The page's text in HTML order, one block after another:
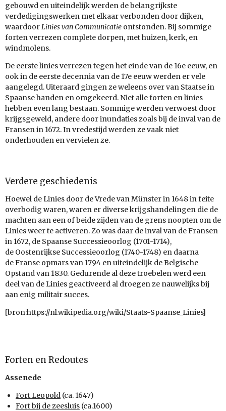
gebouwd en uiteindelijk werden de belangrijkste
verdedigingswerken met elkaar verbonden door dijken,
waardoorLinies van Communicatie ontstonden. Bij sommige
forten verrezen complete dorpen, met huizen, kerk, en
windmolens.
De eerste linies verrezen tegen het einde van de 16e eeuw, en
ook in de eerste decennia van de 17e eeuw werden er vele
aangelegd. Uiteraard gingen ze weleens over van Staatse in
Spaanse handen en omgekeerd. Niet alle forten en linies
hebben even lang bestaan. Sommige werden verwoest door
krijgsgeweld, andere door inundaties zoals bij de inval van de
Fransen in 1672. In vredestijd werden ze vaak niet
onderhouden en vervielen ze.
Verdere geschiedenis
Hoewel de Linies door de Vrede van Münster in 1648 in feite
overbodig waren, waren er diverse krijgshandelingen die de
machten aan een of beide zijden van de grens noopten om de
Linies weer te activeren. Zo was daar de inval van de Fransen
in 1672, de Spaanse Successieoorlog (1701-1714),
de Oostenrijkse Successieoorlog (1740-1748) en daarna
de Franse opmars van 1794 en uiteindelijk de Belgische
Opstand van 1830. Gedurende al deze troebelen werd een
deel van de Linies geactiveerd al droegen ze nauwelijks bij
aan enig militair succes.
[bron:https://nl.wikipedia.org/wiki/Staats-Spaanse_Linies]
Forten en Redoutes
Assenede
Fort Leopold (ca. 1647)
Fort bij de zeesluis (ca.1600)